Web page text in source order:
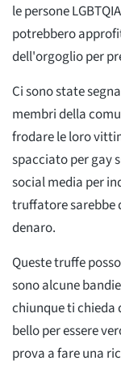
le persone
potrebbero
dell'orgoglio per
Ci sono state
membri della
frodare le loro
spacciato per gay
social media per
truffatore sarebbe
denaro.
Queste truffe
sono alcune
chiunque ti
bello per essere
prova a fare una